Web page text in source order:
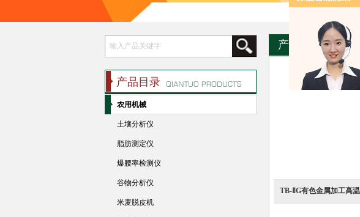
产品中心
产品目录
农用机械
土壤分析仪
脂肪测定仪
爆腰率检测仪
谷物分析仪
米麦脱皮机